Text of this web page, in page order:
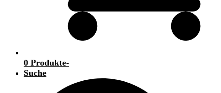
0 Produkte-
Suche